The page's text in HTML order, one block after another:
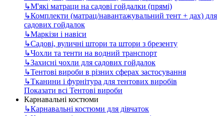
↳М'які матраци на садові гойдалки (прямі)
↳Комплекти (матрац/навантажувальний тент + дах) для
садових гойдалок
↳Маркізи і навіси
↳Садові, вуличні штори та штори з брезенту
↳Чохли та тенти на водний транспорт
↳Захисні чохли для садових гойдалок
↳Тентові вироби в різних сферах застосування
↳Тканини і фурнітура для тентових виробів
Показати всі Тентові вироби
Карнавальні костюми
↳Карнавальні костюми для дівчаток